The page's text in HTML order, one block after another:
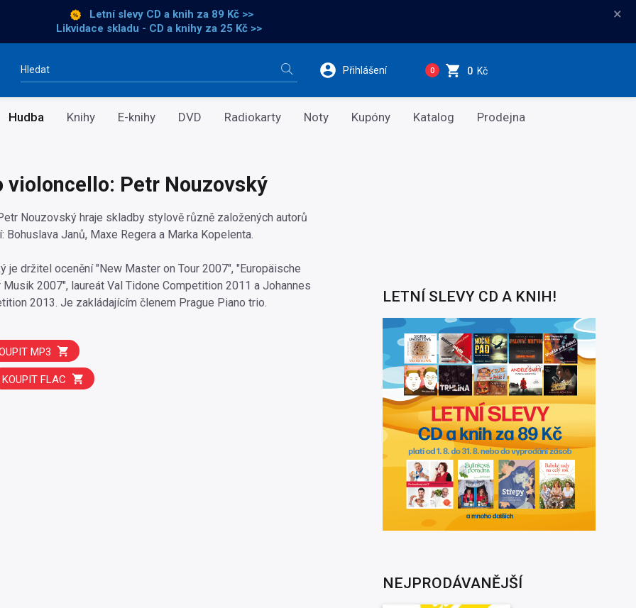
Letní slevy CD a knih za 89 Kč >>
Likvidace skladu - CD a knihy za 25 Kč >>
×
Vyhledávání Přihlášení 0 0 Kč
Hudba Knihy E-knihy DVD Radiokarty Noty Kupóny Katalog Prodejna
violoncello: Petr Nouzovský
Nouzovský hraje skladby stylově různě založených autorů
Bohuslava Janů, Maxe Regera a Marka Kopelenta.
je držitel ocenění "New Master on Tour 2007", "Europäische
2007", laureát Val Tidone Competition 2011 a Johannes
2013. Je zakládajícím členem Prague Piano trio.
MP3
KOUPIT FLAC
LETNÍ SLEVY CD A KNIH!
NEJPRODÁVANĚJŠÍ